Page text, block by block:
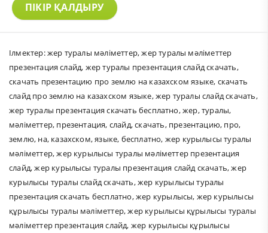
ПІКІР ҚАЛДЫРУ
Ілмектер:жер туралы мәліметтер,жер туралы мәліметтер
презентация слайд, жер туралы презентация слайд скачать,
скачать презентацию про землю на казахском языке, скачать
слайд про землю на казахском языке,жер туралы слайд скачать,
жер туралы презентация скачать бесплатно,жер,туралы,
мәліметтер, презентация, слайд,скачать, презентацию, про,
землю, на, казахском,языке, бесплатно, жер курылысы туралы
мәліметтер,жер курылысы туралы мәліметтер презентация
слайд,жер курылысы туралы презентация слайд скачать,жер
курылысы туралы слайд скачать,жер курылысы туралы
презентация скачать бесплатно,жер курылысы, жер курылысы
құрылысы туралы мәліметтер,жер курылысы құрылысы туралы
мәліметтер презентация слайд, жер курылысы құрылысы